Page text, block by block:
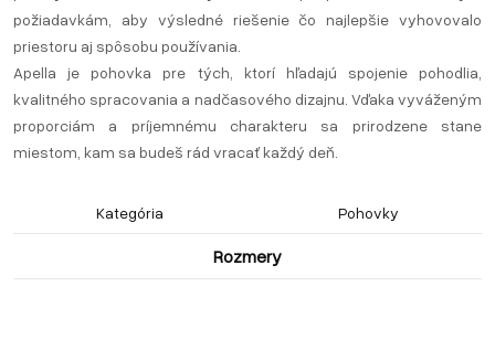
požiadavkám, aby výsledné riešenie čo najlepšie vyhovovalo
priestoru aj spôsobu používania.
Apella je pohovka pre tých, ktorí hľadajú spojenie pohodlia,
kvalitného spracovania a nadčasového dizajnu. Vďaka vyváženým
proporciám a príjemnému charakteru sa prirodzene stane
miestom, kam sa budeš rád vracať každý deň.
Kategória Pohovky
Rozmery